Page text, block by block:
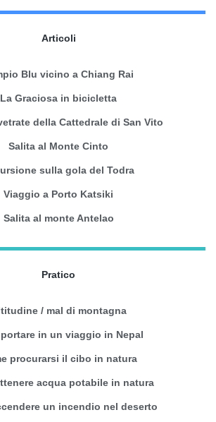
Articoli
Blu vicino a Chiang Rai
La Graciosa in bicicletta
della Cattedrale di San Vito
Salita al Monte Cinto
sulla gola del Todra
Viaggio a Porto Katsiki
Salita al monte Antelao
Pratico
/ mal di montagna
in un viaggio in Nepal
procurarsi il cibo in natura
acqua potabile in natura
un incendio nel deserto